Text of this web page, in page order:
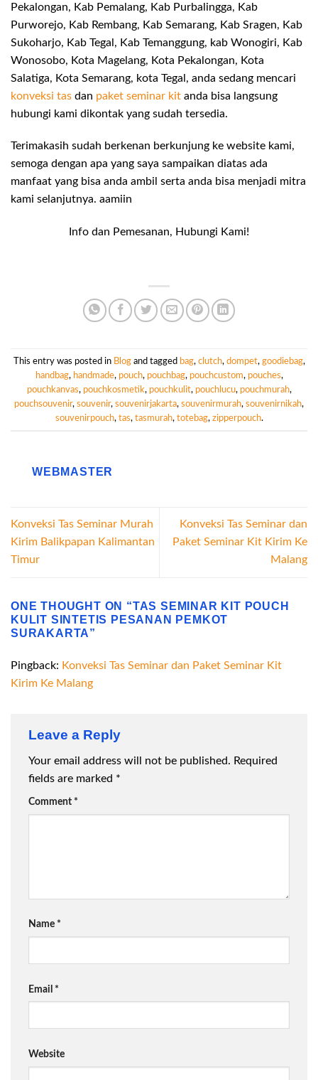
Pekalongan, Kab Pemalang, Kab Purbalingga, Kab
Purworejo, Kab Rembang, Kab Semarang, Kab Sragen, Kab
Sukoharjo, Kab Tegal, Kab Temanggung, kab Wonogiri, Kab
Wonosobo, Kota Magelang, Kota Pekalongan, Kota
Salatiga, Kota Semarang, kota Tegal, anda sedang mencari
konveksi tas dan paket seminar kit anda bisa langsung
hubungi kami dikontak yang sudah tersedia.
Terimakasih sudah berkenan berkunjung ke website kami,
semoga dengan apa yang saya sampaikan diatas ada
manfaat yang bisa anda ambil serta anda bisa menjadi mitra
kami selanjutnya. aamiin
Info dan Pemesanan, Hubungi Kami!
This entry was posted in Blogand tagged bag, clutch, dompet, goodiebag,
handbag, handmade, pouch, pouchbag, pouchcustom, pouches,
pouchkanvas, pouchkosmetik, pouchkulit, pouchlucu, pouchmurah,
pouchsouvenir, souvenir, souvenirjakarta, souvenirmurah, souvenirnikah,
souvenirpouch, tas, tasmurah, totebag, zipperpouch.
WEBMASTER
Konveksi Tas Seminar Murah
Kirim Balikpapan Kalimantan
Timur
Konveksi Tas Seminar dan
Paket Seminar Kit Kirim Ke
Malang
ONE THOUGHT ON “TAS SEMINAR KIT POUCH
KULIT SINTETIS PESANAN PEMKOT
SURAKARTA”
Pingback: Konveksi Tas Seminar dan Paket Seminar Kit
Kirim Ke Malang
Leave a Reply
Your email address will not be published. Required
fields are marked *
Comment *
Name *
Email *
Website